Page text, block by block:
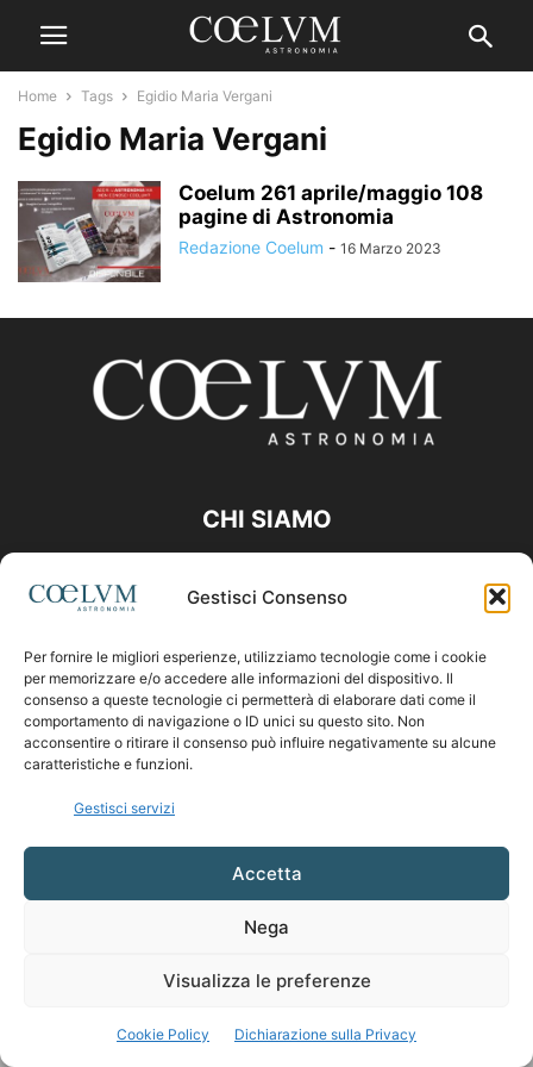
Gestisci Consenso
Per fornire le migliori esperienze, utilizziamo tecnologie come i cookie
per memorizzare e/o accedere alle informazioni del dispositivo. Il
consenso a queste tecnologie ci permetterà di elaborare dati come il
comportamento di navigazione o ID unici su questo sito. Non
acconsentire o ritirare il consenso può influire negativamente su alcune
caratteristiche e funzioni.
Gestisci servizi
Accetta
Nega
Visualizza le preferenze
Cookie Policy Dichiarazione sulla Privacy
Home Tags Egidio Maria Vergani
Egidio Maria Vergani
Coelum 261 aprile/maggio 108
pagine di Astronomia
Redazione Coelum - 16 Marzo 2023
CHI SIAMO
Contattaci:coelumastro@coelum.com
SEGUICI